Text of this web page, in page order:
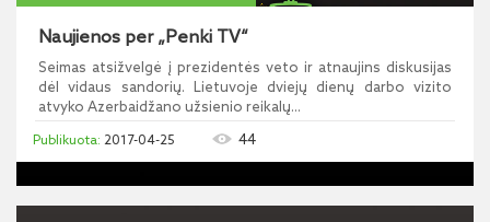
Naujienos per „Penki TV“
Seimas atsižvelgė į prezidentės veto ir atnaujins diskusijas
dėl vidaus sandorių. Lietuvoje dviejų dienų darbo vizito
atvyko Azerbaidžano užsienio reikalų...
2017-04-25 44